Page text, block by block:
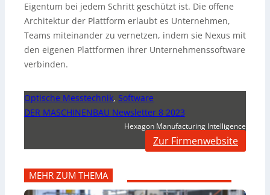
Eigentum bei jedem Schritt geschützt ist. Die offene
Architektur der Plattform erlaubt es Unternehmen,
Teams miteinander zu vernetzen, indem sie Nexus mit
den eigenen Plattformen ihrer Unternehmenssoftware
verbinden.
Optische Messtechnik, Software
DER MASCHINENBAU Newsletter 8 2023
Hexagon Manufacturing Intelligence
Zur Firmenwebsite
MEHR ZUM THEMA